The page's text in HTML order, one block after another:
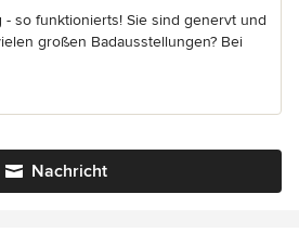
- so funktionierts! Sie sind genervt und
großen Badausstellungen? Bei
Nachricht